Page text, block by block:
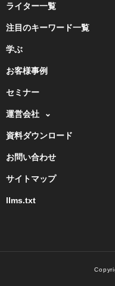
ライター一覧
注目のキーワード一覧
学ぶ
お客様事例
セミナー
運営会社
資料ダウンロード
お問い合わせ
サイトマップ
llms.txt